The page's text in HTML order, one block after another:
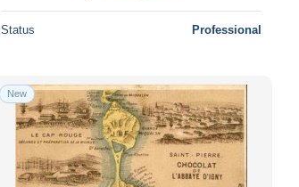
Status Professional
New